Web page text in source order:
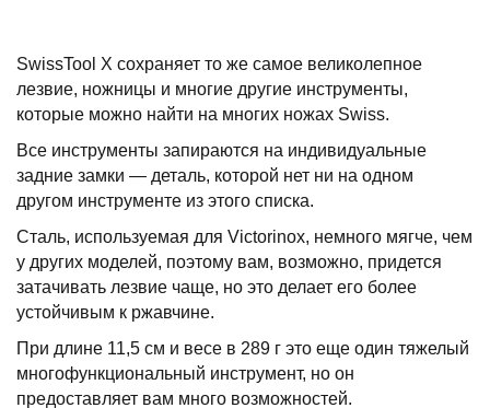
SwissTool X сохраняет то же самое великолепное
лезвие, ножницы и многие другие инструменты,
которые можно найти на многих ножах Swiss.
Все инструменты запираются на индивидуальные
задние замки — деталь, которой нет ни на одном
другом инструменте из этого списка.
Сталь, используемая для Victorinox, немного мягче, чем
у других моделей, поэтому вам, возможно, придется
затачивать лезвие чаще, но это делает его более
устойчивым к ржавчине.
При длине 11,5 см и весе в 289 г это еще один тяжелый
многофункциональный инструмент, но он
предоставляет вам много возможностей.